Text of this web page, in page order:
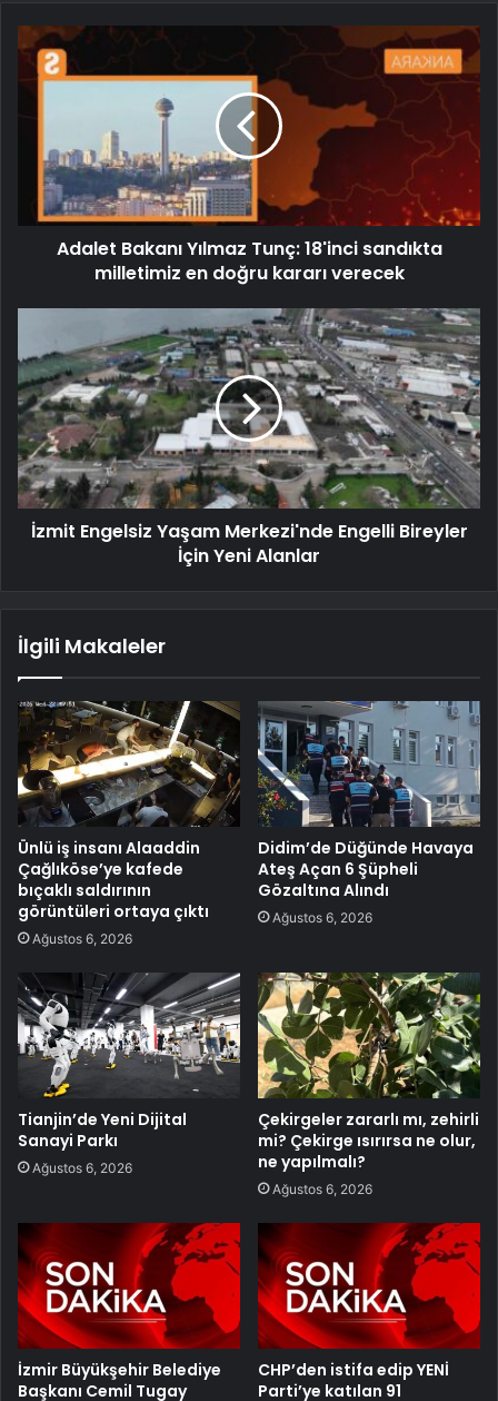
Adalet Bakanı Yılmaz Tunç: 18'inci sandıkta
milletimiz en doğru kararı verecek
İzmit Engelsiz Yaşam Merkezi'nde Engelli Bireyler
İçin Yeni Alanlar
İlgili Makaleler
Ünlü iş insanı Alaaddin
Çağlıköse’ye kafede
bıçaklı saldırının
görüntüleri ortaya çıktı
Ağustos 6, 2026
Didim’de Düğünde Havaya
Ateş Açan 6 Şüpheli
Gözaltına Alındı
Ağustos 6, 2026
Tianjin’de Yeni Dijital
Sanayi Parkı
Ağustos 6, 2026
Çekirgeler zararlı mı, zehirli
mi? Çekirge ısırırsa ne olur,
ne yapılmalı?
Ağustos 6, 2026
İzmir Büyükşehir Belediye
Başkanı Cemil Tugay
CHP’den istifa edip YENİ
Parti’ye katılan 91